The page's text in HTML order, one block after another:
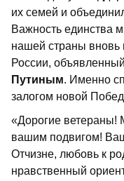
их семей и
Важность единства
нашей страны вновь
России,
Путиным. Именно
залогом новой
«Дорогие ветераны!
вашим подвигом!
Отчизне, любовь к
нравственный